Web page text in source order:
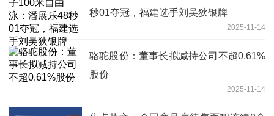
秒01夺冠，福建选手刘吴狄银牌
2025-11-14
骆驼股份：董事长拟减持公司不超0.61%
股份
2025-11-14